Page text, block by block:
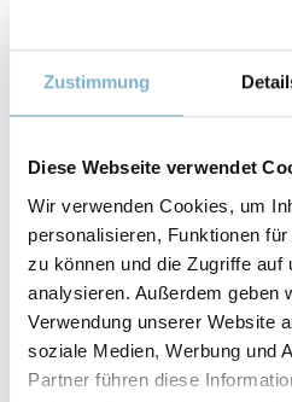
Zustimmung
Diese Webseite verwendet
Wir verwenden Cookies, um
personalisieren, Funktionen
zu können und die Zugriffe auf
analysieren. Außerdem geben
Verwendung unserer Website
soziale Medien, Werbung und
Partner führen diese
Eigenschaften
ZUGFESTIGKEIT RM
411 MPa